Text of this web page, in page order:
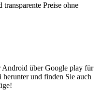
Preise ohne
Android über Google play für
und finden Sie auch